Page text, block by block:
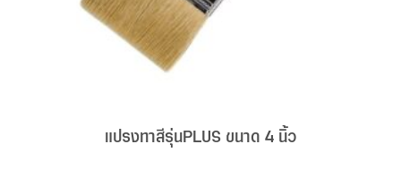
แปรงทาสีรุ่นPLUS ขนาด 4 นิ้ว